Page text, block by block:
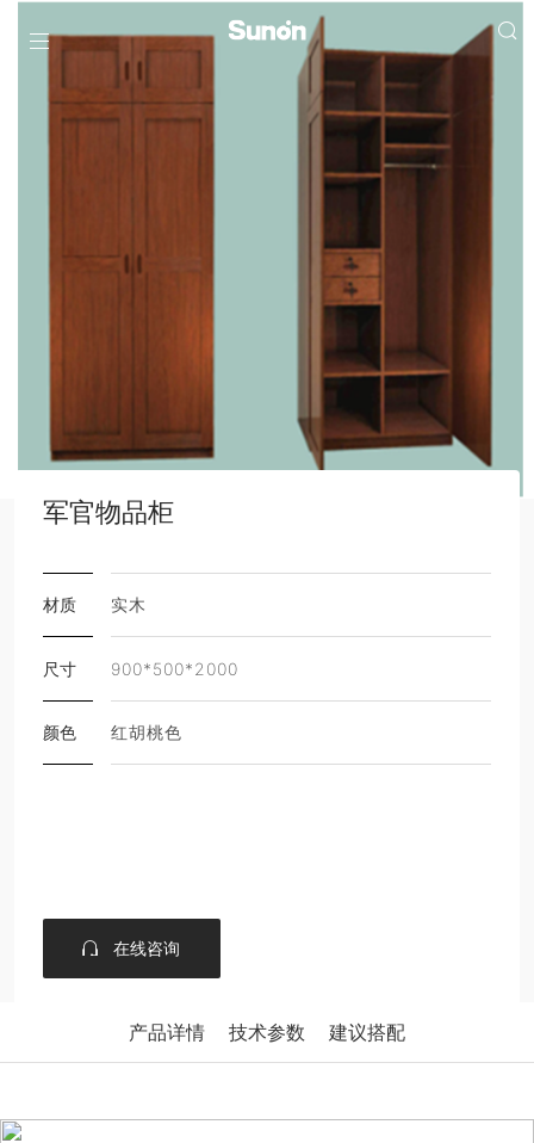
军官物品柜
材质 实木
尺寸 900*500*2000
颜色 红胡桃色
在线咨询
产品详情 技术参数 建议搭配